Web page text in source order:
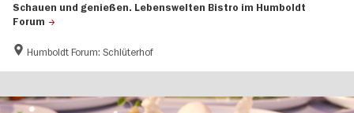
Schauen und genießen. Lebenswelten Bistro im Humboldt
Forum
Humboldt Forum: Schlüterhof